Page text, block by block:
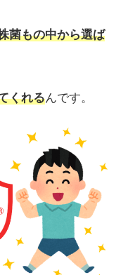
菌もの中から選ば
くれるんです。